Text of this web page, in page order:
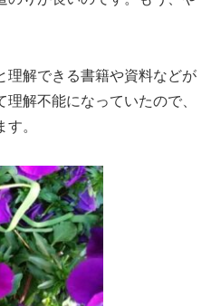
理解できる書籍や資料などが
解不能になっていたので、
。